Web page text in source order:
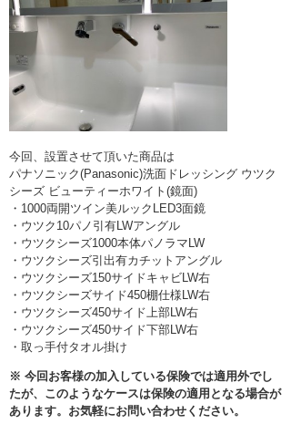
今回、設置させて頂いた商品は
パナソニック(Panasonic)洗面ドレッシング ウツク
シーズ ビューティーホワイト(鏡面)
・1000両開ツイン美ルックLED3面鏡
・ウツク10パノ引有LWアングル
・ウツクシーズ1000本体パノラマLW
・ウツクシーズ引出有カチットアングル
・ウツクシーズ150サイドキャビLW右
・ウツクシーズサイド450棚仕様LW右
・ウツクシーズ450サイド上部LW右
・ウツクシーズ450サイド下部LW右
・取っ手付タオル掛け
※ 今回お客様の加入している保険では適用外でし
たが、このようなケースは保険の適用となる場合が
あります。 お気軽にお問い合わせください。